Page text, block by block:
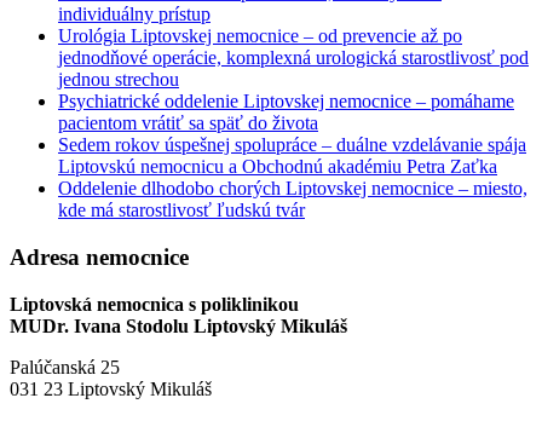
individuálny prístup
Urológia Liptovskej nemocnice – od prevencie až po
jednodňové operácie, komplexná urologická starostlivosť pod
jednou strechou
Psychiatrické oddelenie Liptovskej nemocnice – pomáhame
pacientom vrátiť sa späť do života
Sedem rokov úspešnej spolupráce – duálne vzdelávanie spája
Liptovskú nemocnicu a Obchodnú akadémiu Petra Zaťka
Oddelenie dlhodobo chorých Liptovskej nemocnice – miesto,
kde má starostlivosť ľudskú tvár
Adresa nemocnice
Liptovská nemocnica s poliklinikou
MUDr. Ivana Stodolu Liptovský Mikuláš
Palúčanská 25
031 23 Liptovský Mikuláš